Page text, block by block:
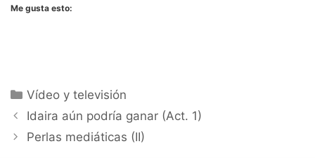
Me gusta esto:
Categorías
Vídeo y televisión
Idaira aún podría ganar (Act. 1)
Perlas mediáticas (II)